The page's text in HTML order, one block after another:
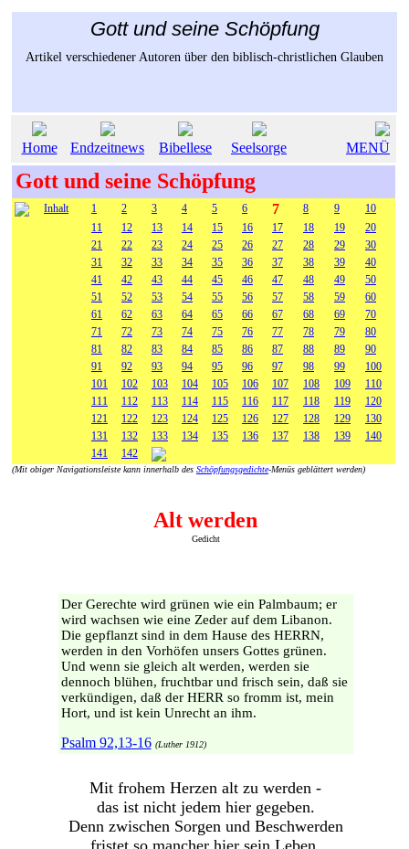
Gott und seine Schöpfung
Artikel verschiedener Autoren über den biblisch-christlichen Glauben
Home Endzeitnews Bibellese Seelsorge MENÜ
Gott und seine Schöpfung
Inhalt 1 2 3 4 5 6 7 8 9
10
11
12 13 14 15 16 17 18 19
20
21
22 23 24 25 26 27 28 29
30
31
32 33 34 35 36 37 38 39
40
41
42 43 44 45 46 47 48 49
50
51
52 53 54 55 56 57 58 59
60
61
62 63 64 65 66 67 68 69
70
71
72 73 74 75 76 77 78 79
80
81
82 83 84 85 86 87 88 89
90
91
92 93 94 95 96 97 98 99
100
101
102 103 104 105 106 107 108 109
110
111
112 113 114 115 116 117 118 119
120
121
122 123 124 125 126 127 128 129
130
131
132 133 134 135 136 137 138 139
140
141
142
(Mit obiger Navigationsleiste kann innerhalb des Schöpfungsgedichte-Menüs geblättert werden)
Alt werden
Gedicht
Der Gerechte wird grünen wie ein Palmbaum; er
wird wachsen wie eine Zeder auf dem Libanon.
Die gepflanzt sind in dem Hause des HERRN,
werden in den Vorhöfen unsers Gottes grünen.
Und wenn sie gleich alt werden, werden sie
dennoch blühen, fruchtbar und frisch sein, daß sie
verkündigen, daß der HERR so fromm ist, mein
Hort, und ist kein Unrecht an ihm.
Psalm 92,13-16 (Luther 1912)
Mit frohem Herzen alt zu werden -
das ist nicht jedem hier gegeben.
Denn zwischen Sorgen und Beschwerden